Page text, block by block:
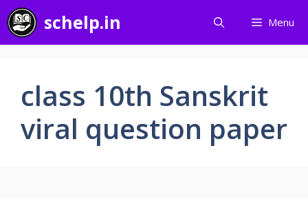
Skip
to
content
schelp.in Menu
class 10th Sanskrit
viral question paper